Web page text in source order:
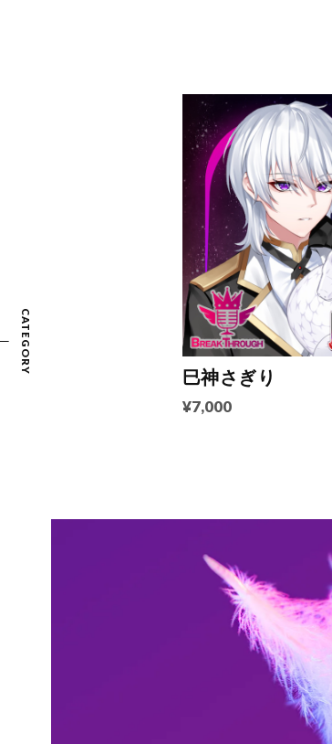
CATEGORY
巳神さぎり
¥7,000